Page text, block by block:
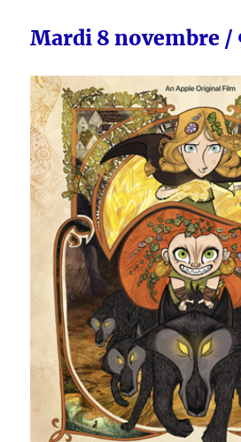
Mardi 8 novembre /